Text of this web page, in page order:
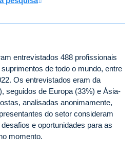
entrevistados 488 profissionais
de todo o mundo, entre
Os entrevistados eram da
seguidos de Europa (33%) e Ásia-
analisadas anonimamente,
do setor consideram
e oportunidades para as
momento.